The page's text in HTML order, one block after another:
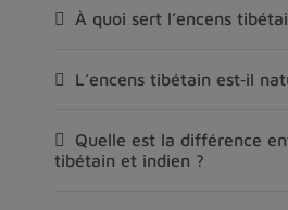
À quoi sert l’encens
L’encens tibétain est‑il
Quelle est la différence
tibétain et indien ?